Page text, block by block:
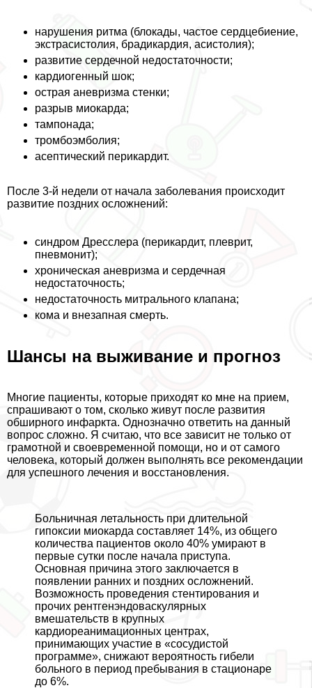
нарушения ритма (блокады, частое сердцебиение,
экстрасистолия, брадикардия, асистолия);
развитие сердечной недостаточности;
кардиогенный шок;
острая аневризма стенки;
разрыв миокарда;
тампонада;
тромбоэмболия;
асептический перикардит.
После 3-й недели от начала заболевания происходит
развитие поздних осложнений:
синдром Дресслера (перикардит, плеврит,
пневмонит);
хроническая аневризма и сердечная
недостаточность;
недостаточность митрального клапана;
кома и внезапная cмepть.
Шансы на выживание и прогноз
Многие пациенты, которые приходят ко мне на прием,
спрашивают о том, сколько живут после развития
обширного инфаркта. Однозначно ответить на данный
вопрос сложно. Я считаю, что все зависит не только от
грамотной и своевременной помощи, но и от самого
человека, который должен выполнять все рекомендации
для успешного лечения и восстановления.
Больничная летальность при длительной
гипоксии миокарда составляет 14%, из общего
количества пациентов около 40% умирают в
первые сутки после начала приступа.
Основная причина этого заключается в
появлении ранних и поздних осложнений.
Возможность проведения стентирования и
прочих рентгенэндоваскулярных
вмешательств в крупных
кардиореанимационных центрах,
принимающих участие в «сосудистой
программе», снижают вероятность гибели
больного в период пребывания в стационаре
до 6%.